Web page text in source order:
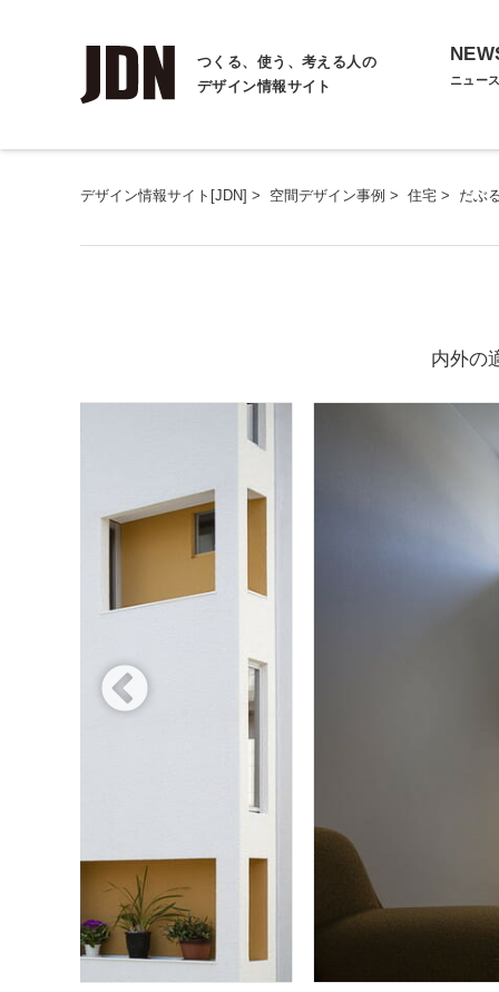
つくる、使う、考える人の
デザイン情報サイト
ニュー
デザイン情報サイト[JDN] > 空間デザイン事例 > 住宅 > だぶ
内外の